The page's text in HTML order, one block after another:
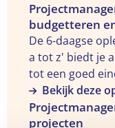
budgetteren
De 6-daagse
a tot z' biedt je
tot een goed
'Plannen,
projecten' leer
succesvoller
Bekijk deze
Bekijk
de
opleiding
–
Plannen,
budgetteren
en
projecten
Bekijk
de